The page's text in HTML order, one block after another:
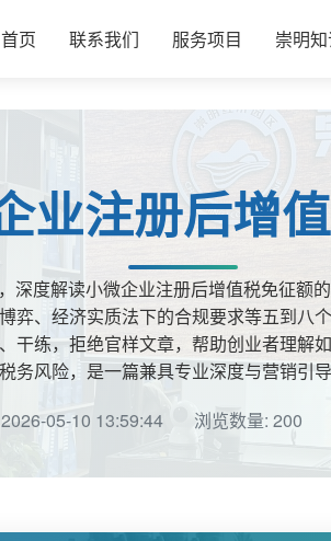
首页 联系我们 服务项目 崇明
业注册后增
度解读小微企业注册后增值税免征额
弈、经济实质法下的合规要求等五到
干练，拒绝官样文章，帮助创业者理
务风险，是一篇兼具专业深度与营销引
05-10 13:59:44
浏览数量: 200